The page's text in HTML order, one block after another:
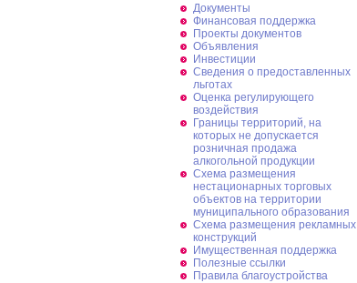
Документы
Финансовая поддержка
Проекты документов
Объявления
Инвестиции
Сведения о предоставленных
льготах
Оценка регулирующего
воздействия
Границы территорий, на
которых не допускается
розничная продажа
алкогольной продукции
Схема размещения
нестационарных торговых
объектов на территории
муниципального образования
Схема размещения рекламных
конструкций
Имущественная поддержка
Полезные ссылки
Правила благоустройства